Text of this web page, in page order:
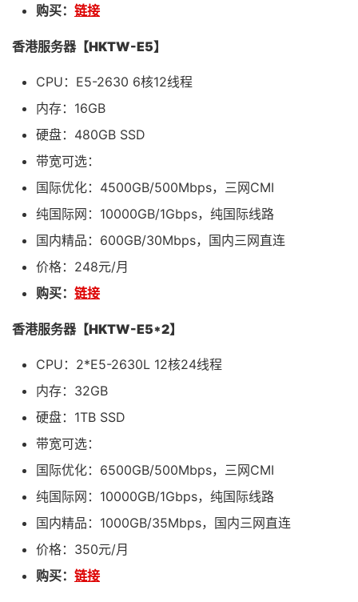
购买： 链接
香港服务器【HKTW-E5】
CPU：E5-2630 6核12线程
内存：16GB
硬盘：480GB SSD
带宽可选：
国际优化：4500GB/500Mbps，三网CMI
纯国际网：10000GB/1Gbps，纯国际线路
国内精品：600GB/30Mbps，国内三网直连
价格：248元/月
购买： 链接
香港服务器【HKTW-E5*2】
CPU：2*E5-2630L 12核24线程
内存：32GB
硬盘：1TB SSD
带宽可选：
国际优化：6500GB/500Mbps，三网CMI
纯国际网：10000GB/1Gbps，纯国际线路
国内精品：1000GB/35Mbps，国内三网直连
价格：350元/月
购买： 链接